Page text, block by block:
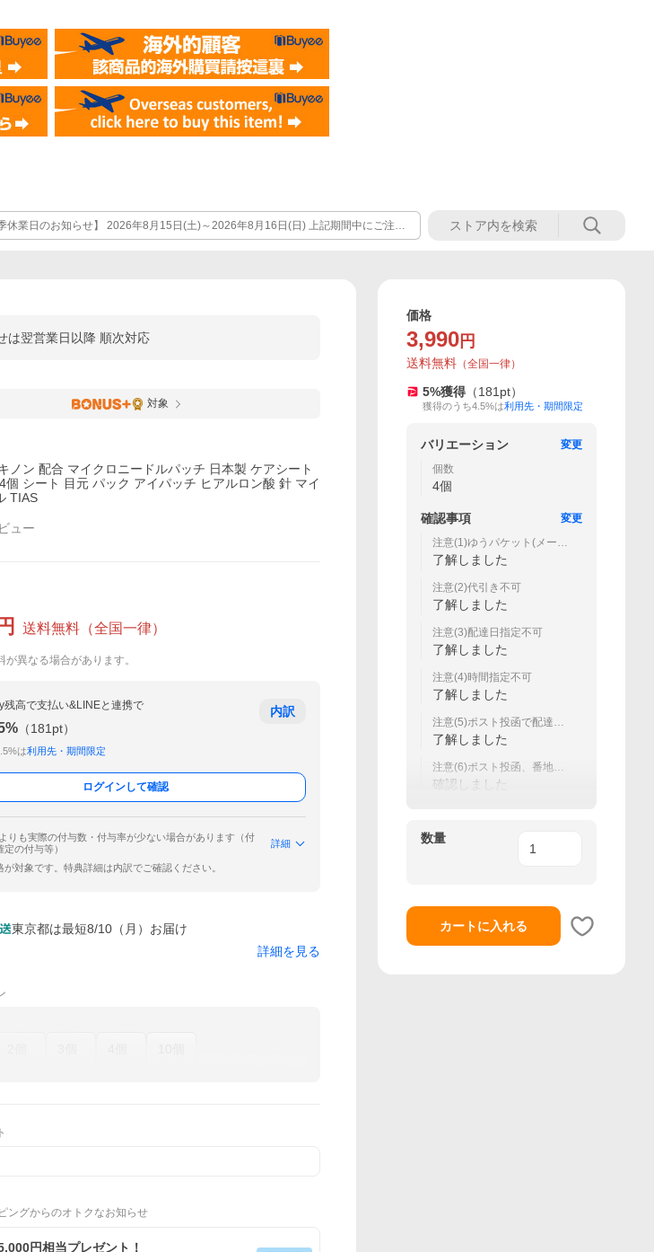
季休業日のお知らせ】 2026年8月15日(土)～2026年8月16日(日) 上記期間中にご注文
やお問い合わせは、翌営業日以降 順次対応させて頂きます。 ※商品によっては休業
翌営業日以降 順次対応
対象
ノン 配合 マイクロニードルパッチ 日本製 ケアシート
個 シート 目元 パック アイパッチ ヒアルロン酸 針 マイ
TIAS
ュー
円 送料無料 （全国一律）
が異なる場合があります。
残高で支払い&LINEと連携で
% （181 pt）
は利用先・期間限定
内訳
ログインして確認
りも実際の付与数・付与率が少ない場合があります（付
の付与等）
詳細
が対象です。特典詳細は内訳でご確認ください。
東京都は最短8/10（月）お届け
詳細を見る
ングからのオトクなお知らせ
円相当プレゼント！
価格
3,990 円
送料無料 （全国一律）
5%獲得 （181 pt）
獲得のうち4.5%は利用先・期間限定
バリエーション
変更
個数
4個
確認事項
変更
注意(1)ゆうパケット(メール
便)で送付(荷物補償なし)
了解しました
注意(2)代引き不可
了解しました
注意(3)配達日指定不可
了解しました
注意(4)時間指定不可
了解しました
注意(5)ポスト投函で配達さ
せていただきます。
了解しました
注意(6)ポスト投函、番地・
部屋No.要確認
確認しました
数量
カートに入れる